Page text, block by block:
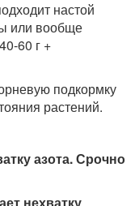
настой
или вообще
60 г +
подкормку
растений.
азота. Срочно